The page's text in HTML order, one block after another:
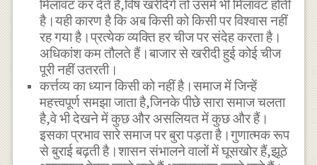
मिलावट कर देते हैं,विष खरीदेंगे तो उसमें भी मिलावट होती
है।यही कारण है कि अब किसी को किसी पर विश्वास नहीं
रह गया है।प्रत्येक व्यक्ति हर चीज पर संदेह करता है।
अधिकांश कम तौलते हैं।बाजार से खरीदी हुई कोई चीज
पूरी नहीं उतरती।
कर्त्तव्य का ध्यान किसी को नहीं है।समाज में जिन्हें
महत्त्वपूर्ण समझा जाता है,जिनके पीछे सारा समाज चलता
है,वे भी देखने में कुछ और असलियत में कुछ और हैं।
इसका प्रभाव सारे समाज पर बुरा पड़ता है।गुणात्मक रूप
से बुराई बढ़ती है।शासन संभालने वालों में घूसखोर हैं,झूठे